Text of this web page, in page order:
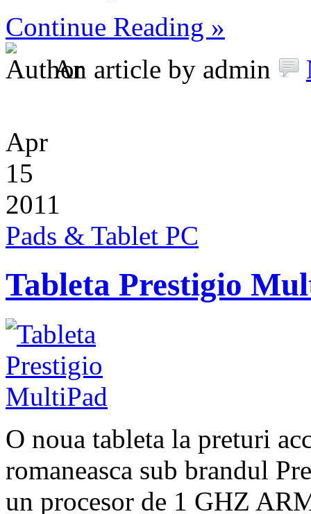
Continue Reading »
An article by admin
Apr
15
2011
Pads & Tablet PC
Tableta Prestigio
O noua tableta la preturi
romaneasca sub brandul
un procesor de 1 GHZ